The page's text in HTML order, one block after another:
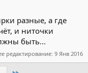
разные, а где
и ниточки
быть...
редактирование: 9 Янв 2016